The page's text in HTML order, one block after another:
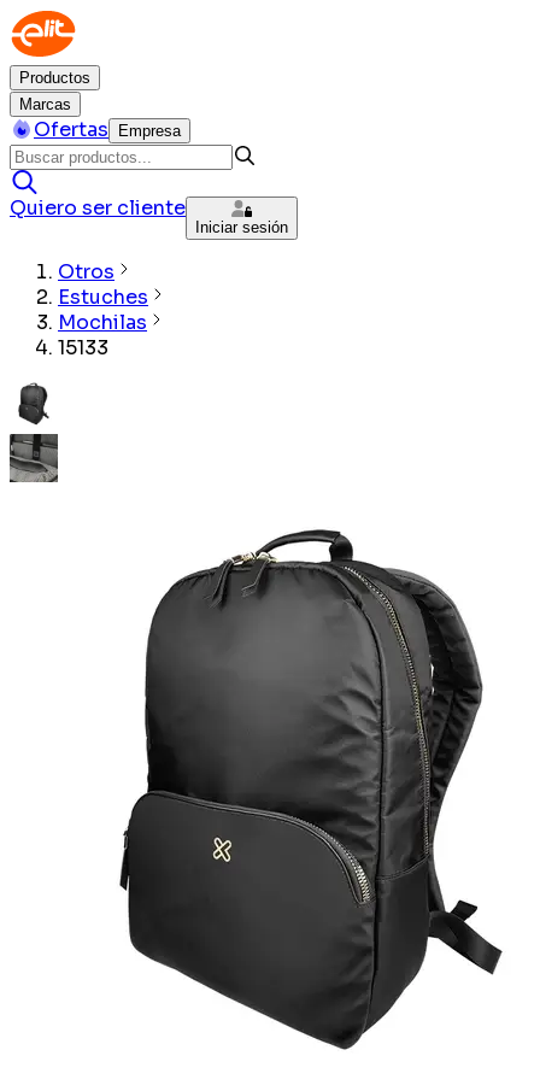
Productos
Marcas
Ofertas Empresa
Quiero ser cliente
Iniciar sesión
Otros
Estuches
Mochilas
15133